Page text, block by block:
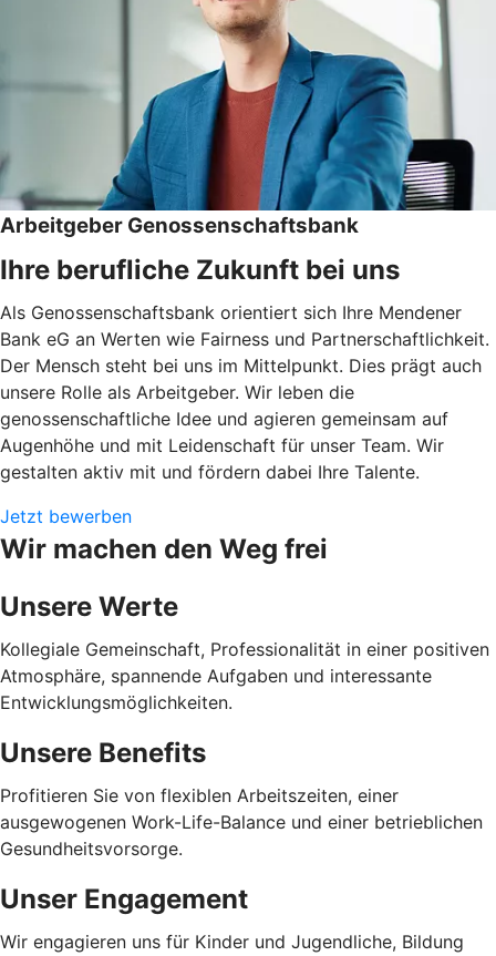
Arbeitgeber Genossenschaftsbank
Ihre berufliche Zukunft bei uns
Als Genossenschaftsbank orientiert sich Ihre Mendener
Bank eG an Werten wie Fairness und Partnerschaftlichkeit.
Der Mensch steht bei uns im Mittelpunkt. Dies prägt auch
unsere Rolle als Arbeitgeber. Wir leben die
genossenschaftliche Idee und agieren gemeinsam auf
Augenhöhe und mit Leidenschaft für unser Team. Wir
gestalten aktiv mit und fördern dabei Ihre Talente.
Jetzt bewerben
Wir machen den Weg frei
Unsere Werte
Kollegiale Gemeinschaft, Professionalität in einer positiven
Atmosphäre, spannende Aufgaben und interessante
Entwicklungsmöglichkeiten.
Unsere Benefits
Profitieren Sie von flexiblen Arbeitszeiten, einer
ausgewogenen Work-Life-Balance und einer betrieblichen
Gesundheitsvorsorge.
Unser Engagement
Wir engagieren uns für Kinder und Jugendliche, Bildung